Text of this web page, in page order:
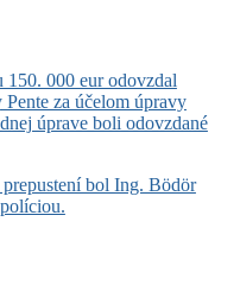
150. 000 eur odovzdal
za účelom úpravy
úprave boli odovzdané
bol Ing. Bödör